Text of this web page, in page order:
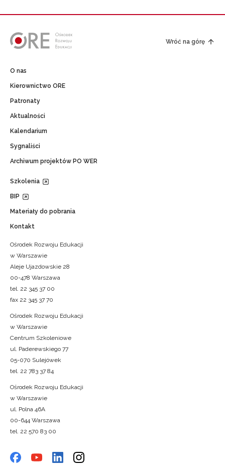
Wróć na górę
O nas
Kierownictwo ORE
Patronaty
Aktualności
Kalendarium
Sygnaliści
Archiwum projektów PO WER
Szkolenia
BIP
Materiały do pobrania
Kontakt
Ośrodek Rozwoju Edukacji
w Warszawie
Aleje Ujazdowskie 28
00-478 Warszawa
tel. 22 345 37 00
fax 22 345 37 70
Ośrodek Rozwoju Edukacji
w Warszawie
Centrum Szkoleniowe
ul. Paderewskiego 77
05-070 Sulejówek
tel. 22 783 37 84
Ośrodek Rozwoju Edukacji
w Warszawie
ul. Polna 46A
00-644 Warszawa
tel. 22 570 83 00